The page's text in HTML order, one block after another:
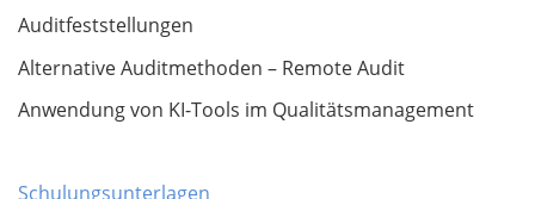
Auditfeststellungen
Alternative Auditmethoden – Remote Audit
Anwendung von KI-Tools im Qualitätsmanagement
Schulungsunterlagen